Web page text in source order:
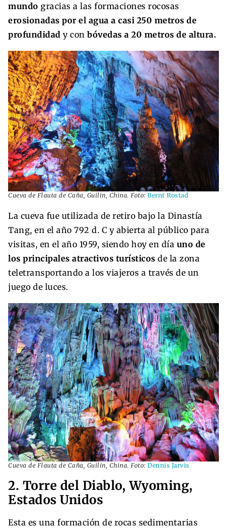
mundo gracias a las formaciones rocosas
erosionadas por el agua a casi 250 metros de
profundidad y con bóvedas a 20 metros de altura.
Cueva de Flauta de Caña, Guilin, China. Foto: Bernt Rostad
La cueva fue utilizada de retiro bajo la Dinastía
Tang, en el año 792 d. C y abierta al público para
visitas, en el año 1959, siendo hoy en día uno de
los principales atractivos turísticos de la zona
teletransportando a los viajeros a través de un
juego de luces.
Cueva de Flauta de Caña, Guilin, China. Foto: Dennis Jarvis
2. Torre del Diablo, Wyoming,
Estados Unidos
Esta es una formación de rocas sedimentarias